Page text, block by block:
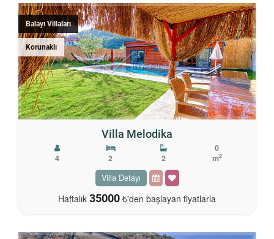
Balayı Villaları
Korunaklı
Villa Melodika
4 2 2
0
m2
Villa Detayı
Haftalık 35000 ₺'den başlayan fiyatlarla